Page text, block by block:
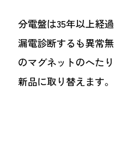
分電盤は35年以上経
漏電診断するも異常
のマグネットのへた
新品に取り替えます。